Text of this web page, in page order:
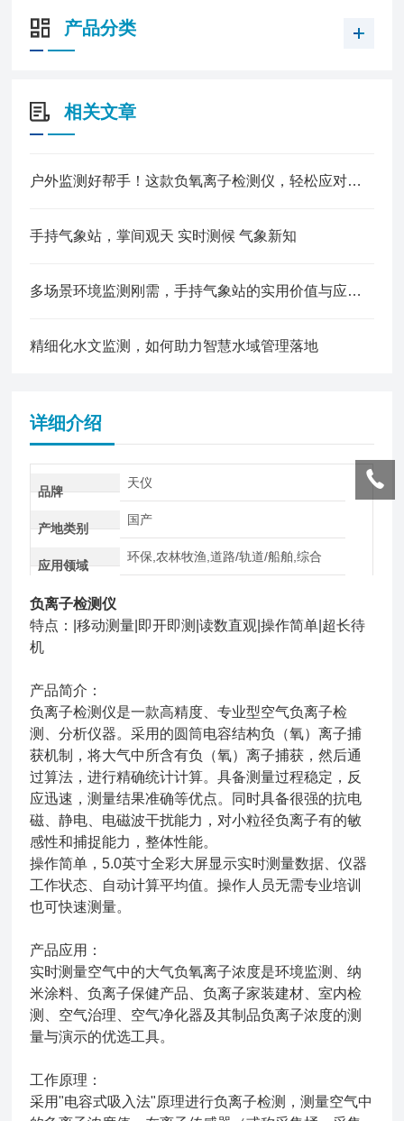
产品分类
相关文章
户外监测好帮手！这款负氧离子检测仪，轻松应对复杂环境
手持气象站，掌间观天 实时测候 气象新知
多场景环境监测刚需，手持气象站的实用价值与应用解析
精细化水文监测，如何助力智慧水域管理落地
详细介绍
品牌
天仪
产地类别
国产
应用领域
环保,农林牧渔,道路/轨道/船舶,综合
负离子检测仪
特点：|移动测量|即开即测|读数直观|操作简单|超长待
机
产品简介：
负离子检测仪是一款高精度、专业型空气负离子检
测、分析仪器。采用的圆筒电容结构负（氧）离子捕
获机制，将大气中所含有负（氧）离子捕获，然后通
过算法，进行精确统计计算。具备测量过程稳定，反
应迅速，测量结果准确等优点。同时具备很强的抗电
磁、静电、电磁波干扰能力，对小粒径负离子有的敏
感性和捕捉能力，整体性能。
操作简单，5.0英寸全彩大屏显示实时测量数据、仪器
工作状态、自动计算平均值。操作人员无需专业培训
也可快速测量。
产品应用：
实时测量空气中的大气负氧离子浓度是环境监测、纳
米涂料、负离子保健产品、负离子家装建材、室内检
测、空气治理、空气净化器及其制品负离子浓度的测
量与演示的优选工具。
工作原理：
采用"电容式吸入法"原理进行负离子检测，测量空气中